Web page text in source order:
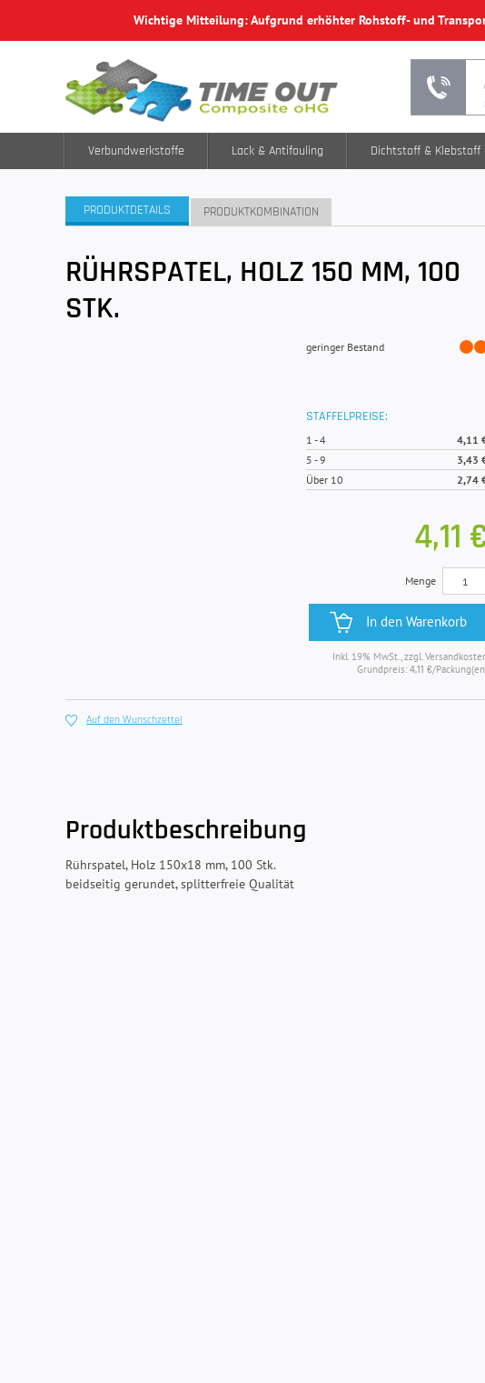
Wichtige Mitteilung: Aufgrund erhöhter Rohstoff- und
Verbundwerkstoffe Lack & Antifouling Dichtstoff & Klebstoff
PRODUKTDETAILS PRODUKTKOMBINATION
RÜHRSPATEL, HOLZ 150 MM, 100
STK.
geringer Bestand
STAFFELPREISE:
1 -4
4,11
5 -9
3,43
Über 10
2,74
4,11 €
Menge
In den Warenkorb
Inkl. 19% MwSt., zzgl.
Grundpreis: 4,11 €/
Auf den Wunschzettel
Produktbeschreibung
Rührspatel, Holz 150x18 mm, 100 Stk.
beidseitig gerundet, splitterfreie Qualität